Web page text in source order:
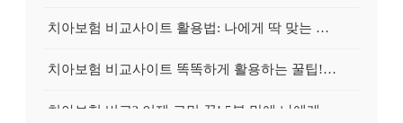
치아보험 비교사이트 활용법: 나에게 딱 맞는 보험, 손쉽게 찾는 비법 공개
치아보험 비교사이트 똑똑하게 활용하는 꿀팁! 내 보험금 최대 2배로 불리기